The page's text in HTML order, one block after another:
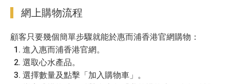
網上購物流程
顧客只要幾個簡單步驟就能於惠而浦香港官網購物：
進入惠而浦香港官網。
選取心水產品。
選擇數量及點擊「加入購物車」。